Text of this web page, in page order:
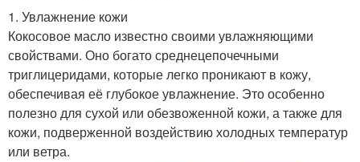
1. Увлажнение кожи
Кокосовое масло известно своими увлажняющими
свойствами. Оно богато среднецепочечными
триглицеридами, которые легко проникают в кожу,
обеспечивая её глубокое увлажнение. Это особенно
полезно для сухой или обезвоженной кожи, а также для
кожи, подверженной воздействию холодных температур
или ветра.